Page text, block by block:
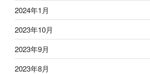
2024年1月
2023年10月
2023年9月
2023年8月